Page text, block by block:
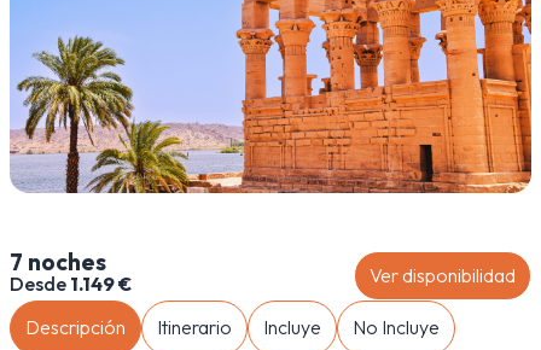
Descripción Itinerario Incluye No Incluye
7 noches
Desde 1.149 € Ver disponibilidad